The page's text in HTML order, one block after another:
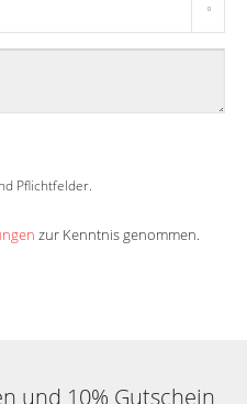
Pflichtfelder.
zur Kenntnis genommen.
und 10% Gutschein